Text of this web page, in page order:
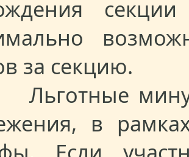
за секцию.
Льготные
в